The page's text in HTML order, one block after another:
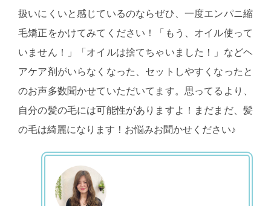
扱いにくいと感じているのならぜひ、一度エンパニ縮
毛矯正をかけてみてください！「もう、オイル使って
いません！」「オイルは捨てちゃいました！」などヘ
アケア剤がいらなくなった、セットしやすくなったと
のお声多数聞かせていただいてます。思ってるより、
自分の髪の毛には可能性がありますよ！まだまだ、髪
の毛は綺麗になります！お悩みお聞かせください♪